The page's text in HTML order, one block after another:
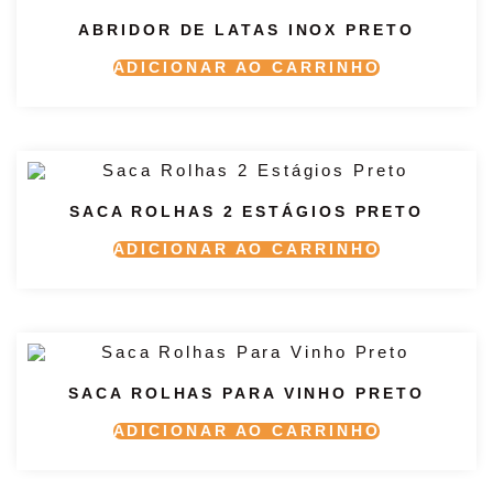
ABRIDOR DE LATAS INOX PRETO
ADICIONAR AO CARRINHO
SACA ROLHAS 2 ESTÁGIOS PRETO
ADICIONAR AO CARRINHO
SACA ROLHAS PARA VINHO PRETO
ADICIONAR AO CARRINHO